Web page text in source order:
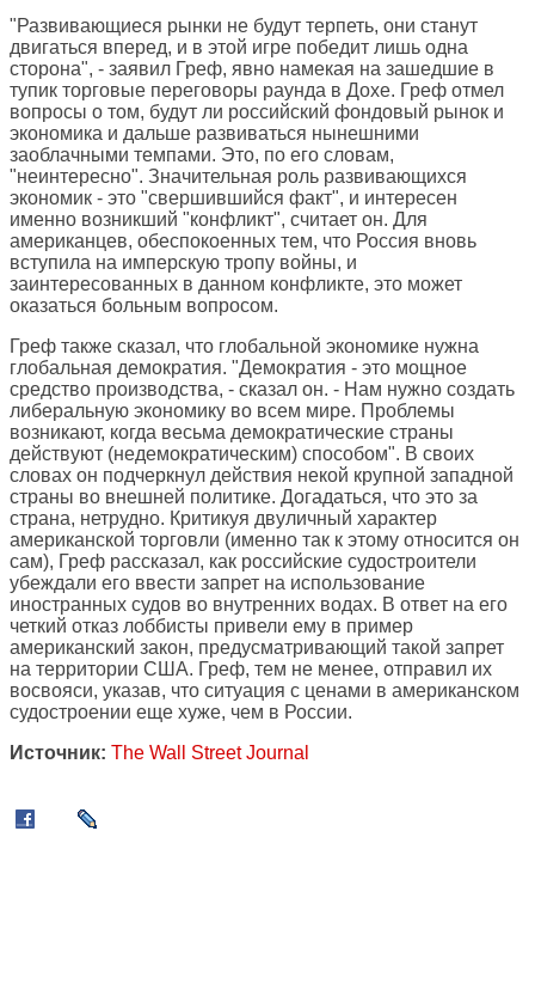
"Развивающиеся рынки не будут терпеть, они станут
двигаться вперед, и в этой игре победит лишь одна
сторона", - заявил Греф, явно намекая на зашедшие в
тупик торговые переговоры раунда в Дохе. Греф отмел
вопросы о том, будут ли российский фондовый рынок и
экономика и дальше развиваться нынешними
заоблачными темпами. Это, по его словам,
"неинтересно". Значительная роль развивающихся
экономик - это "свершившийся факт", и интересен
именно возникший "конфликт", считает он. Для
американцев, обеспокоенных тем, что Россия вновь
вступила на имперскую тропу войны, и
заинтересованных в данном конфликте, это может
оказаться больным вопросом.
Греф также сказал, что глобальной экономике нужна
глобальная демократия. "Демократия - это мощное
средство производства, - сказал он. - Нам нужно создать
либеральную экономику во всем мире. Проблемы
возникают, когда весьма демократические страны
действуют (недемократическим) способом". В своих
словах он подчеркнул действия некой крупной западной
страны во внешней политике. Догадаться, что это за
страна, нетрудно. Критикуя двуличный характер
американской торговли (именно так к этому относится он
сам), Греф рассказал, как российские судостроители
убеждали его ввести запрет на использование
иностранных судов во внутренних водах. В ответ на его
четкий отказ лоббисты привели ему в пример
американский закон, предусматривающий такой запрет
на территории США. Греф, тем не менее, отправил их
восвояси, указав, что ситуация с ценами в американском
судостроении еще хуже, чем в России.
Источник: The Wall Street Journal